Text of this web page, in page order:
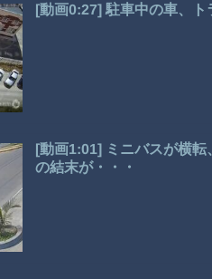
[動画0:27] 駐車中の車、ト
[動画1:01] ミニバスが横
の結末が・・・